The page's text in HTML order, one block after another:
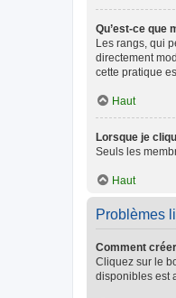
Qu’est-ce que
Les rangs, qui
directement
cette pratique
Haut
Lorsque je
Seuls les
Haut
Problèmes
Comment
Cliquez sur le
disponibles est